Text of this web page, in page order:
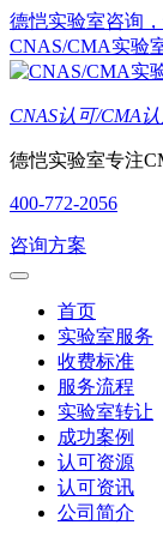
德恺实验室咨询
CNAS/CMA实验
CNAS认可/CMA
德恺实验室专注
400-772-2056
咨询方案
首页
实验室服务
收费标准
服务流程
实验室转让
成功案例
认可资源
认可资讯
公司简介